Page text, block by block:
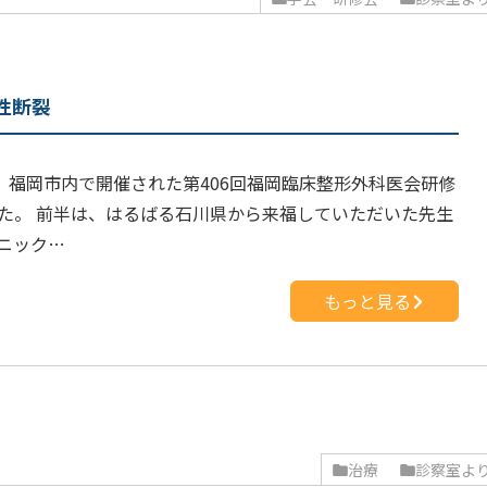
断裂
福岡市内で開催された第406回福岡臨床整形外科医会研修
。 前半は、はるばる石川県から来福していただいた先生
ック…
もっと見る
治療 診察室よ